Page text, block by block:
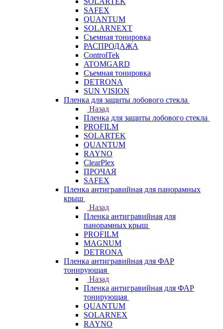
SAFEX
QUANTUM
SOLARNEXT
Съемная тонировка
РАСПРОДАЖА
ControlTek
ATOMGARD
Съемная тонировка
DETRONA
SUN VISION
Пленка для защиты лобового стекла
Назад
Пленка для защиты лобового стекла
PROFILM
SOLARTEK
QUANTUM
RAYNO
ClearPlex
ПРОЧАЯ
SAFEX
Пленка антигравийная для панорамных
крыш
Назад
Пленка антигравийная для
панорамных крыш
PROFILM
MAGNUM
DETRONA
Пленка антигравийная для ФАР
тонирующая
Назад
Пленка антигравийная для ФАР
тонирующая
QUANTUM
SOLARNEX
RAYNO